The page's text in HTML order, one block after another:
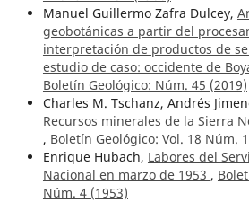
Manuel Guillermo Zafra Dulcey,
geobotánicas a partir del
interpretación de productos de
estudio de caso: occidente de
Boletín Geológico: Núm. 45 (2019)
Charles M. Tschanz, Andrés
Recursos minerales de la Sierra
, Boletín Geológico: Vol. 18 Núm.
Enrique Hubach, Labores del
Nacional en marzo de 1953 ,
Núm. 4 (1953)